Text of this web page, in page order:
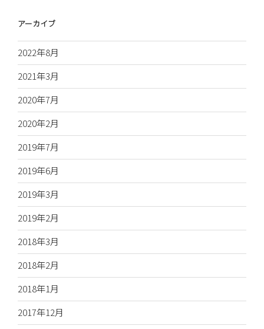
アーカイブ
2022年8月
2021年3月
2020年7月
2020年2月
2019年7月
2019年6月
2019年3月
2019年2月
2018年3月
2018年2月
2018年1月
2017年12月